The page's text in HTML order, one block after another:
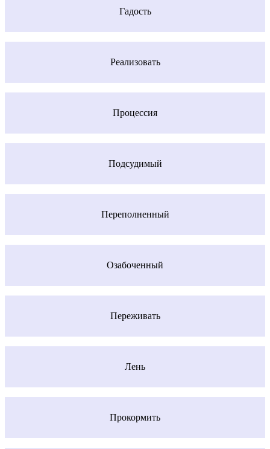
Гадость
Реализовать
Процессия
Подсудимый
Переполненный
Озабоченный
Переживать
Лень
Прокормить